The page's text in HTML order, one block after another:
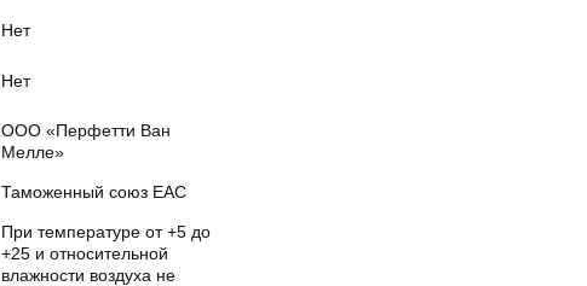
Нет
Нет
ООО «Перфетти Ван
Мелле»
Таможенный союз EAC
При температуре от +5 до
+25 и относительной
влажности воздуха не